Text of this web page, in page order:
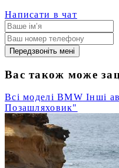
Написати в чат
Передзвоніть мені
Вас також може
Всі моделі BMW Інші
Позашляховик"